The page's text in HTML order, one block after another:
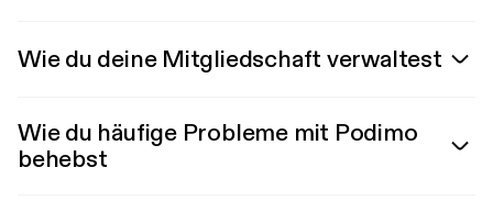
Wie du deine Mitgliedschaft verwaltest
Wie du häufige Probleme mit Podimo
behebst